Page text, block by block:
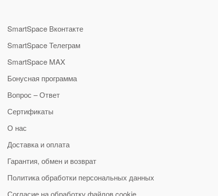
SmartSpace Вконтакте
SmartSpace Телеграм
SmartSpace MAX
Бонусная программа
Вопрос – Ответ
Сертификаты
О нас
Доставка и оплата
Гарантия, обмен и возврат
Политика обработки персональных данных
Согласие на обработку файлов cookie